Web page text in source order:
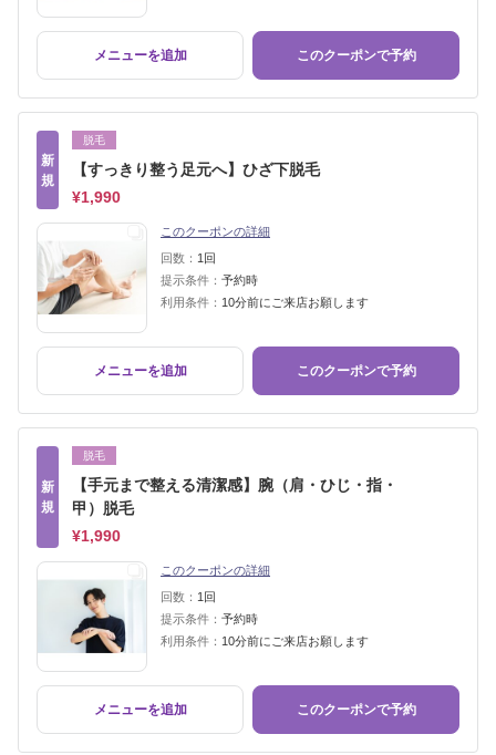
メニューを追加 このクーポンで予約
新
規
脱毛
【すっきり整う足元へ】ひざ下脱毛
¥1,990
このクーポンの詳細
回数： 1回
提示条件： 予約時
利用条件： 10分前にご来店お願します
メニューを追加 このクーポンで予約
新
規
脱毛
【手元まで整える清潔感】腕（肩・ひじ・指・
甲）脱毛
¥1,990
このクーポンの詳細
回数： 1回
提示条件： 予約時
利用条件： 10分前にご来店お願します
メニューを追加 このクーポンで予約